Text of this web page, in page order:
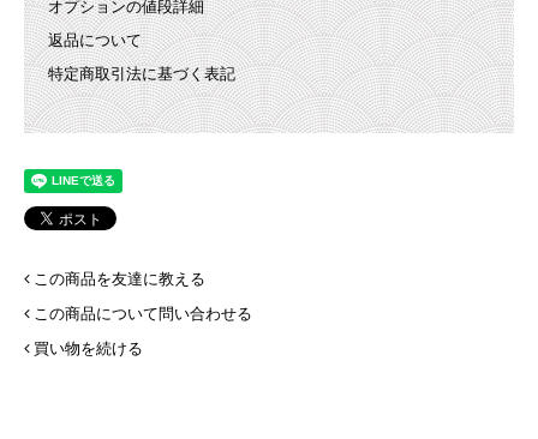
オプションの値段詳細
返品について
特定商取引法に基づく表記
この商品を友達に教える
この商品について問い合わせる
買い物を続ける